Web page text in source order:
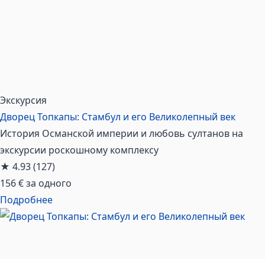
Экскурсия
Дворец Топкапы: Стамбул и его Великолепный век
История Османской империи и любовь султанов на
экскурсии роскошному комплексу
★ 4.93(127)
156 €за одного
Подробнее